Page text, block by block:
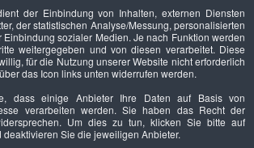
Urheberrechtsnachweise Nachhaltigkeit
Bundesverband Deutscher
und Fachgutachter e.V..
der Einbindung von Inhalten, externen Diensten
der statistischen Analyse/Messung, personalisierten
sozialer Medien. Je nach Funktion werden
weitergegeben und von diesen verarbeitet. Diese
für die Nutzung unserer Website nicht erforderlich
das Icon links unten widerrufen werden.
dass einige Anbieter Ihre Daten auf Basis von
verarbeiten werden. Sie haben das Recht der
Um dies zu tun, klicken Sie bitte auf
deaktivieren Sie die jeweiligen Anbieter.